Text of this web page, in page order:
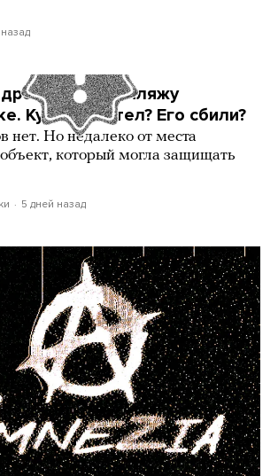
попал по пляжу
Куда он летел? Его сбили?
нет. Но недалеко от места
который могла защищать
5 дней назад